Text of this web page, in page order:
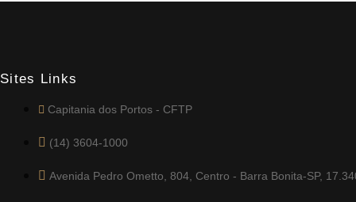
Sites Links
Capitania dos Portos - CFTP
(14) 3604-1000
Avenida Pedro Ometto, 804, Centro - Barra Bonita-SP,